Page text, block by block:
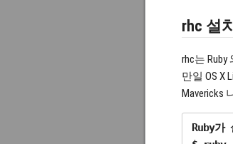
rhc 설
rhc는
만일 OS X
Mavericks
Ruby가